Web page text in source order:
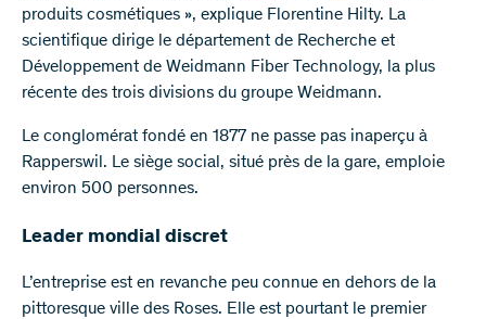
produits cosmétiques », explique Florentine Hilty. La
scientifique dirige le département de Recherche et
Développement de Weidmann Fiber Technology, la plus
récente des trois divisions du groupe Weidmann.
Le conglomérat fondé en 1877 ne passe pas inaperçu à
Rapperswil. Le siège social, situé près de la gare, emploie
environ 500 personnes.
Leader mondial discret
L’entreprise est en revanche peu connue en dehors de la
pittoresque ville des Roses. Elle est pourtant le premier